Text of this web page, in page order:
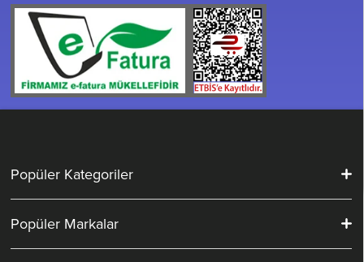
Popüler Kategoriler
Popüler Markalar